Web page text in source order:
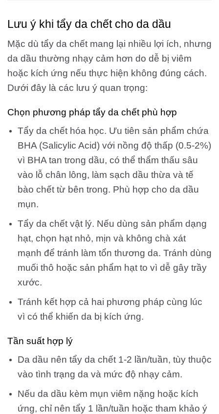
Lưu ý khi tẩy da chết cho da dầu
Mặc dù tẩy da chết mang lại nhiều lợi ích, nhưng
da dầu thường nhạy cảm hơn do dễ bị viêm
hoặc kích ứng nếu thực hiện không đúng cách.
Dưới đây là các lưu ý quan trọng:
Chọn phương pháp tẩy da chết phù hợp
Tẩy da chết hóa học. Ưu tiên sản phẩm chứa
BHA (Salicylic Acid) với nồng độ thấp (0.5-2%)
vì BHA tan trong dầu, có thể thẩm thấu sâu
vào lỗ chân lông, làm sạch dầu thừa và tế
bào chết từ bên trong. Phù hợp cho da dầu
mụn.
Tẩy da chết vật lý. Nếu dùng sản phẩm dạng
hạt, chọn hạt nhỏ, mịn và không chà xát
mạnh để tránh làm tổn thương da. Tránh dùng
muối thô hoặc sản phẩm hạt to vì dễ gây trầy
xước.
Tránh kết hợp cả hai phương pháp cùng lúc
vì có thể khiến da bị kích ứng.
Tần suất hợp lý
Da dầu nên tẩy da chết 1-2 lần/tuần, tùy thuộc
vào tình trạng da và mức độ nhạy cảm.
Nếu da dầu kèm mụn viêm nặng hoặc kích
ứng, chỉ nên tẩy 1 lần/tuần hoặc tham khảo ý